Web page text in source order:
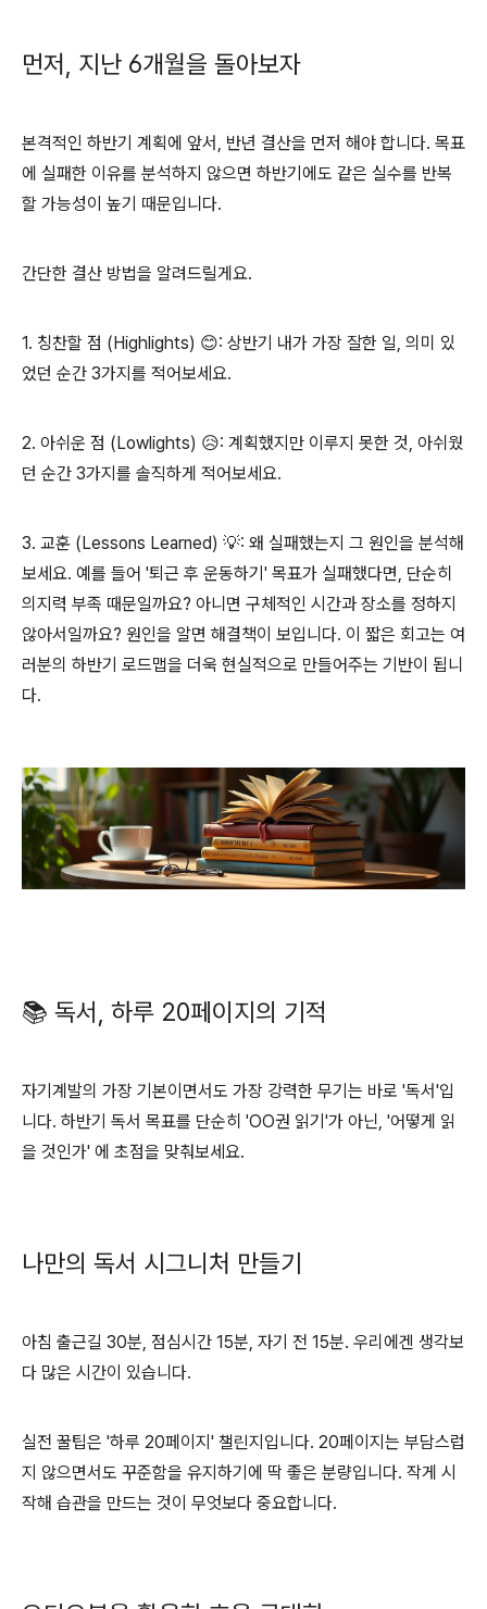
먼저, 지난 6개월을 돌아보자
본격적인 하반기 계획에 앞서, 반년 결산을 먼저 해야 합니다. 목표
에 실패한 이유를 분석하지 않으면 하반기에도 같은 실수를 반복
할 가능성이 높기 때문입니다.
간단한 결산 방법을 알려드릴게요.
1. 칭찬할 점 (Highlights) 😊: 상반기 내가 가장 잘한 일, 의미 있
었던 순간 3가지를 적어보세요.
2. 아쉬운 점 (Lowlights) 😥: 계획했지만 이루지 못한 것, 아쉬웠
던 순간 3가지를 솔직하게 적어보세요.
3. 교훈 (Lessons Learned) 💡: 왜 실패했는지 그 원인을 분석해
보세요. 예를 들어 '퇴근 후 운동하기' 목표가 실패했다면, 단순히
의지력 부족 때문일까요? 아니면 구체적인 시간과 장소를 정하지
않아서일까요? 원인을 알면 해결책이 보입니다. 이 짧은 회고는 여
러분의 하반기 로드맵을 더욱 현실적으로 만들어주는 기반이 됩니
다.
📚 독서, 하루 20페이지의 기적
자기계발의 가장 기본이면서도 가장 강력한 무기는 바로 '독서'입
니다. 하반기 독서 목표를 단순히 'OO권 읽기'가 아닌, '어떻게 읽
을 것인가' 에 초점을 맞춰보세요.
나만의 독서 시그니처 만들기
아침 출근길 30분, 점심시간 15분, 자기 전 15분. 우리에겐 생각보
다 많은 시간이 있습니다.
실전 꿀팁은 '하루 20페이지' 챌린지입니다. 20페이지는 부담스럽
지 않으면서도 꾸준함을 유지하기에 딱 좋은 분량입니다. 작게 시
작해 습관을 만드는 것이 무엇보다 중요합니다.